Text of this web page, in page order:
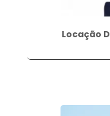
Locação